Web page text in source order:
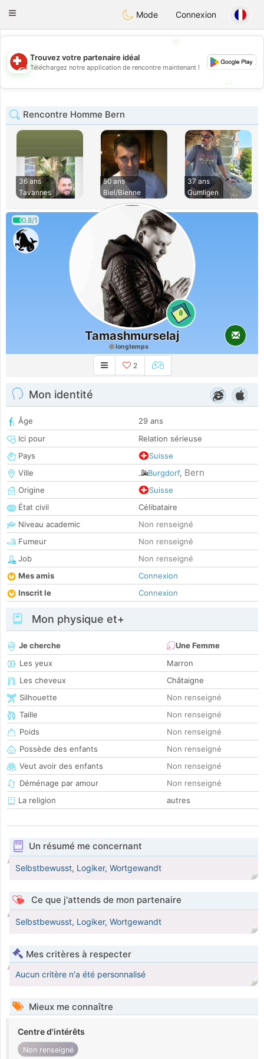
Suissi
Toggle
Mode Connexion
💖
💕
Trouvez votre partenaire idéal
Téléchargez notre application de rencontre maintenant !
Rencontre Homme Bern
36 ans
Tavannes
50 ans
Biel/Bienne
37 ans
Gumligen
0.8/1
0
Tamashmurselaj
longtemps
2
Mon identité
Âge
29 ans
Ici pour
Relation sérieuse
Pays
Suisse
Ville
Burgdorf, Bern
Origine
Suisse
État civil
Célibataire
Niveau academic
Non renseigné
Fumeur
Non renseigné
Job
Non renseigné
Mes amis
Connexion
Inscrit le
Connexion
Mon physique et+
Je cherche
Une Femme
Les yeux
Marron
Les cheveux
Châtaigne
Silhouette
Non renseigné
Taille
Non renseigné
Poids
Non renseigné
Possède des enfants
Non renseigné
Veut avoir des enfants
Non renseigné
Déménage par amour
Non renseigné
La religion
autres
Un résumé me concernant
Selbstbewusst, Logiker, Wortgewandt
Ce que j'attends de mon partenaire
Selbstbewusst, Logiker, Wortgewandt
Mes critères à respecter
Aucun critère n'a été personnalisé
Mieux me connaître
Centre d'intérêts
Non renseigné